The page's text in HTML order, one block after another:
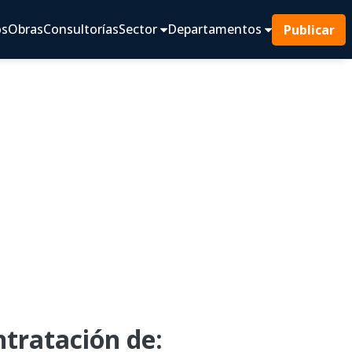
ObrasConsultoríasSector Departamentos Publicar
de: